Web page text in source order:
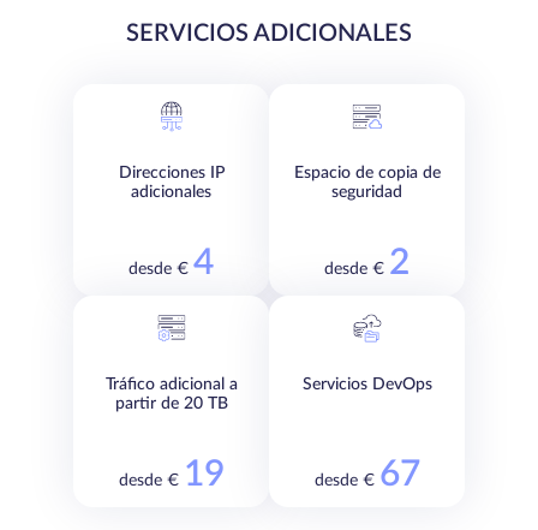
SERVICIOS ADICIONALES
Direcciones IP
adicionales
desde € 4
Espacio de copia de
seguridad
desde € 2
Tráfico adicional a
partir de 20 TB
desde € 19
Servicios DevOps
desde € 67